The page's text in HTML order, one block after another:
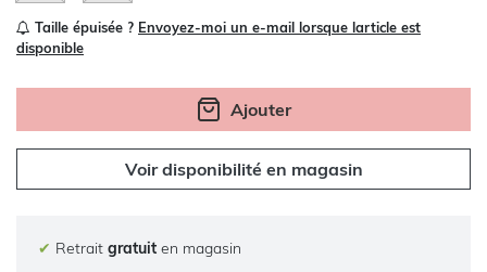
Taille épuisée ? Envoyez-moi un e-mail lorsque larticle est
disponible
Ajouter
Voir disponibilité en magasin
✔ Retrait gratuit en magasin